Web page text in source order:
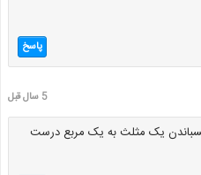
پاسخ
5 سال قبل
یک مثلث به یک مربع درست